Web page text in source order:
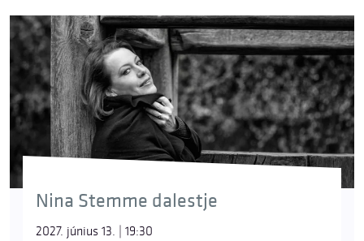
Nina Stemme dalestje
2027. június 13. | 19:30